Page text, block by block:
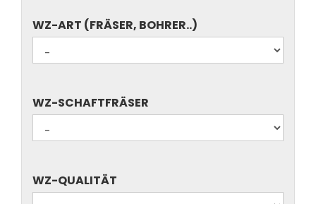
WZ-
ART
(FRÄSER,
WZ-ART (FRÄSER, BOHRER..)
WZ-
SCHAFTFRÄSER
WZ-SCHAFTFRÄSER
WZ-
QUALITÄT
WZ-QUALITÄT